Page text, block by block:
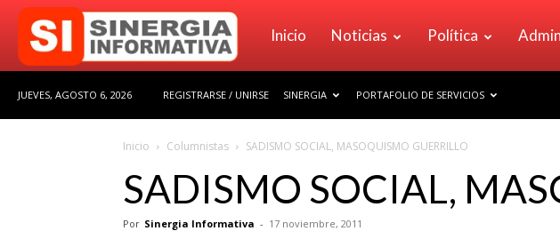
Sinergia
Inicio Noticias Política
JUEVES, AGOSTO 6, 2026 REGISTRARSE / UNIRSE SINERGIA PORTAFOLIO DE SERVICIOS
Inicio Columnistas SADISMO SOCIAL, MASOQUISMO GUERRILLO
SADISMO SOCIAL,
Por Sinergia Informativa - 17 noviembre, 2011